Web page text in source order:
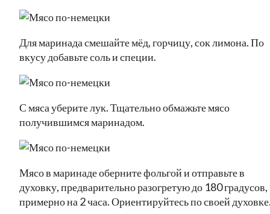
Для маринада смешайте мёд, горчицу, сок лимона. По
вкусу добавьте соль и специи.
С мяса уберите лук. Тщательно обмажьте мясо
получившимся маринадом.
Мясо в маринаде оберните фольгой и отправьте в
духовку, предварительно разогретую до 180 градусов,
примерно на 2 часа. Ориентируйтесь по своей